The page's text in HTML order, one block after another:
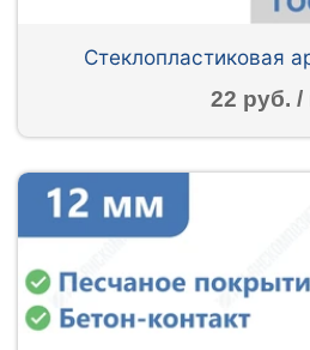
Стеклопластиковая
22 руб. /